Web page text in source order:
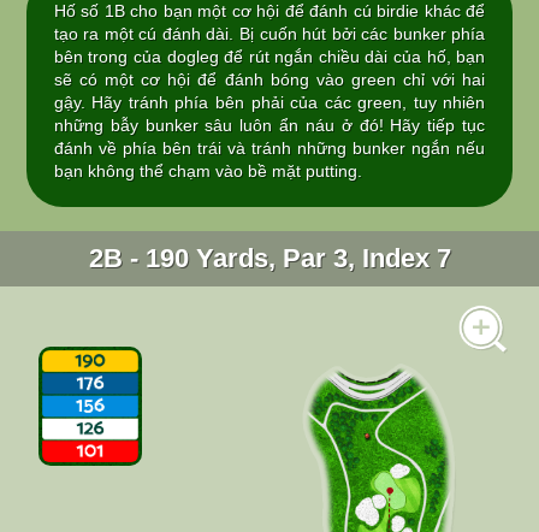
Hố số 1B cho bạn một cơ hội để đánh cú birdie khác để
tạo ra một cú đánh dài. Bị cuốn hút bởi các bunker phía
bên trong của dogleg để rút ngắn chiều dài của hố, bạn
sẽ có một cơ hội để đánh bóng vào green chỉ với hai
gậy. Hãy tránh phía bên phải của các green, tuy nhiên
những bẫy bunker sâu luôn ẩn náu ở đó! Hãy tiếp tục
đánh về phía bên trái và tránh những bunker ngắn nếu
bạn không thể chạm vào bề mặt putting.
2B - 190 Yards, Par 3, Index 7